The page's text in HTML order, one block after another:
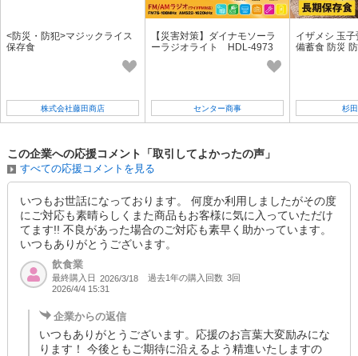
<防災・防犯>マジックライス
保存食
株式会社藤田商店
【災害対策】ダイナモソーラ
ーラジオライト HDL-4973
センター商事
イザメシ 玉
備蓄食 防災
杉
この企業への応援コメント「取引してよかったの声」
すべての応援コメントを見る
いつもお世話になっております。 何度か利用しましたがその度
にご対応も素晴らしくまた商品もお客様に気に入っていただけ
てます!! 不良があった場合のご対応も素早く助かっています。
いつもありがとうございます。
飲食業
最終購入日 2026/3/18 過去1年の購入回数 3回
2026/4/4 15:31
企業からの返信
いつもありがとうございます。応援のお言葉大変励みにな
ります！ 今後ともご期待に沿えるよう精進いたしますの